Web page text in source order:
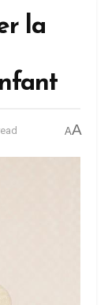
la
AA